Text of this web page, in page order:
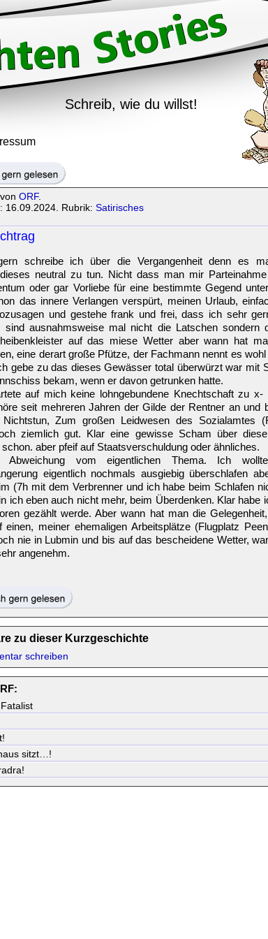
Schreib, wie du willst!
ORF.
16.09.2024. Rubrik: Satirisches
schreibe ich über die Vergangenheit denn es
neutral zu tun. Nicht dass man mir
oder gar Vorliebe für eine bestimmte Gegend
das innere Verlangen verspürt, meinen Urlaub,
und gestehe frank und frei, dass ich sehr
sind ausnahmsweise mal nicht die Latschen sondern
auf das miese Wetter aber wann hat
eine derart große Pfütze, der Fachmann nennt es
gebe zu das dieses Gewässer total überwürzt war mit
bekam, wenn er davon getrunken hatte.
auf mich keine lohngebundene Knechtschaft zu x-
seit mehreren Jahren der Gilde der Rentner an und
Zum großen Leidwesen des Sozialamtes
ziemlich gut. Klar eine gewisse Scham über
aber pfeif auf Staatsverschuldung oder ähnliches.
Abweichung vom eigentlichen Thema. Ich
eigentlich nochmals ausgiebig überschlafen
(7h mit dem Verbrenner und ich habe beim Schlafen
ich eben auch nicht mehr, beim Überdenken. Klar habe
gezählt werde. Aber wann hat man die
einen, meiner ehemaligen Arbeitsplätze (Flugplatz
nie in Lubmin und bis auf das bescheidene Wetter,
angenehm.
zu dieser Kurzgeschichte
schreiben
sitzt…!